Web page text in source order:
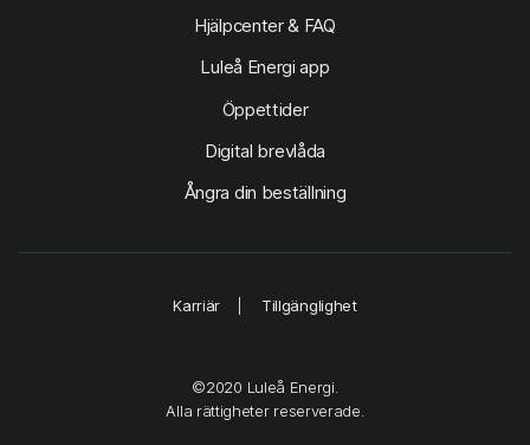
Hjälpcenter & FAQ
Luleå Energi app
Öppettider
Digital brevlåda
Ångra din beställning
©2020 Luleå Energi.
Alla rättigheter reserverade.
Karriär Tillgänglighet